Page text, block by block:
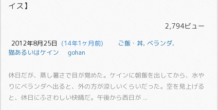
イス】
2,794ビュー
2012年8月25日
  (14年1ヶ月前)
ご飯・丼, ベランダ,
猫あるいはケイン
gohan
休日だが、蒸し暑さで目が覚めた。 ケインに朝飯を出してから、水や
りにベランダへ出ると、外の方が涼しいくらいだった。空を見上げる
と、休日にふさわしい快晴だ。 午後から西日が ...